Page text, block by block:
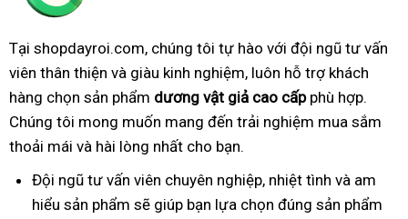
Tại shopdayroi.com, chúng tôi tự hào với đội ngũ tư vấn
viên thân thiện và giàu kinh nghiệm, luôn hỗ trợ khách
hàng chọn sản phẩm dương vật giả cao cấpphù hợp.
Chúng tôi mong muốn mang đến trải nghiệm mua sắm
thoải mái và hài lòng nhất cho bạn.
Đội ngũ tư vấn viên chuyên nghiệp, nhiệt tình và am
hiểu sản phẩm sẽ giúp bạn lựa chọn đúng sản phẩm